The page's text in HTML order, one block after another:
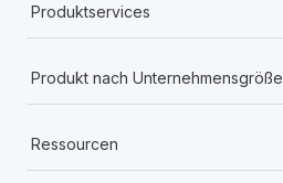
Produktservices
Produkt nach Unternehmensgröße
Ressourcen